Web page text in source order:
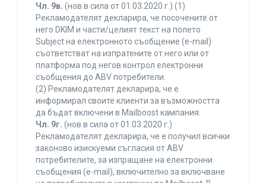
Чл. 9в. (нов в сила от 01.03.2020 г.) (1)
Рекламодателят декларира, че посочените от
него DKIM и части/целият текст на полето
Subject на електронното съобщение (e-mail)
съответстват на изпратените от него или от
платформа под негов контрол електронни
съобщения до ABV потребители.
(2) Рекламодателят декларира, че е
информирал своите клиенти за възможността
да бъдат включени в Mailboost кампания.
Чл. 9г. (нов в сила от 01.03.2020 г.)
Рекламодателят декларира, че е получил всички
законово изискуеми съгласия от ABV
потребителите, за изпращане на електронни
съобщения (e-mail), включително за включване